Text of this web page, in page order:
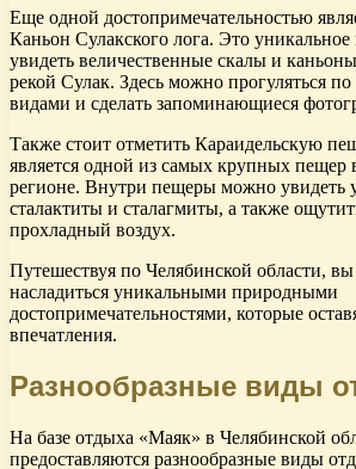
Еще одной достопримечательностью
Каньон Сулакского лога. Это
увидеть величественные скалы и
рекой Сулак. Здесь можно прогуляться
видами и сделать запоминающиеся
Также стоит отметить Караидельскую
является одной из самых крупных пещер
регионе. Внутри пещеры можно увидеть
сталактиты и сталагмиты, а также
прохладный воздух.
Путешествуя по Челябинской области,
насладиться уникальными природными
достопримечательностями, которые
впечатления.
Разнообразные виды
На базе отдыха «Маяк» в Челябинской
предоставляются разнообразные виды